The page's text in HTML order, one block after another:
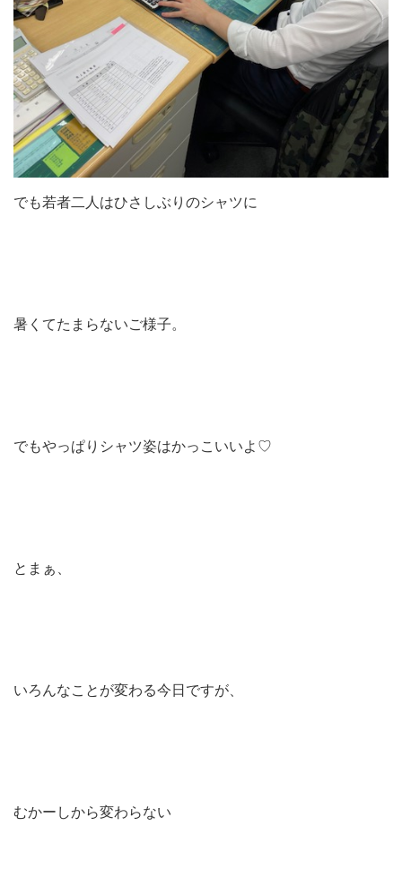
でも若者二人はひさしぶりのシャツに
暑くてたまらないご様子。
でもやっぱりシャツ姿はかっこいいよ♡
とまぁ、
いろんなことが変わる今日ですが、
むかーしから変わらない